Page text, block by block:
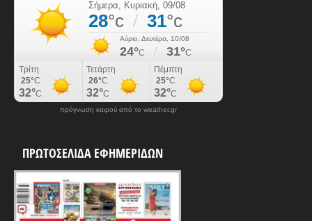
πρόγνωση καιρού από το weather.gr
ΠΡΩΤΟΣΕΛΙΔΑ ΕΦΗΜΕΡΙΔΩΝ